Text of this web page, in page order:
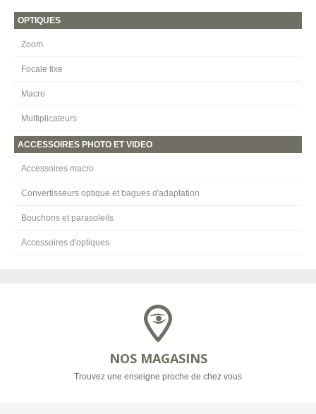
OPTIQUES
Zoom
Focale fixe
Macro
Multiplicateurs
ACCESSOIRES PHOTO ET VIDEO
Accessoires macro
Convertisseurs optique et bagues d'adaptation
Bouchons et parasoleils
Accessoires d'optiques
NOS MAGASINS
Trouvez une enseigne proche de chez vous